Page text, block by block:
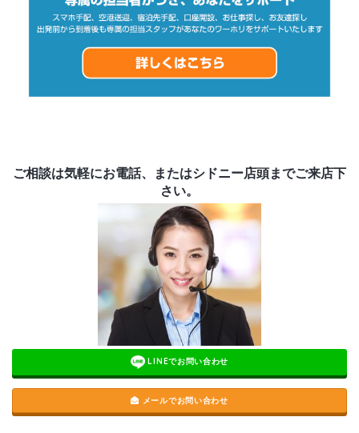
ご相談は気軽にお電話、またはシドニー店頭までご来店下
さい。
LINEでお問い合わせ
メールでお問い合わせ